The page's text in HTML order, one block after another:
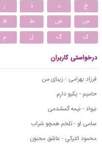
خ
د ذ ر
ص
ض ط ظ
ک
گ ل م
درخواستی کاربران
فرزاد بهرامی - زیبای من
حامیم - یکیو دارم
نیواد - نیمه گمشدمی
سامی لو - تلخم همچو شراب
محمود التركي - عاشق مجنون